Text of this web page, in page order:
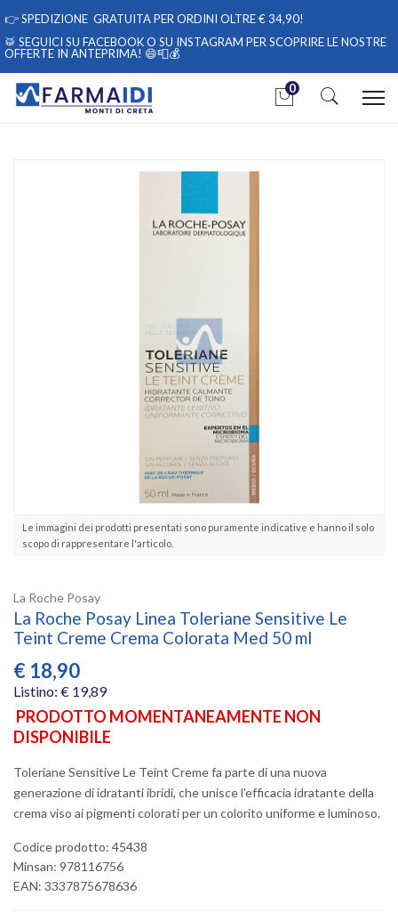
👉SPEDIZIONE GRATUITA PER ORDINI OLTRE € 34,90!
🥁 SEGUICI SU FACEBOOKO SU INSTAGRAM PER SCOPRIRE LE NOSTRE
OFFERTE IN ANTEPRIMA! 😄📮💰
0
Colorata Med 50 ml
Le immagini dei prodotti presentati sono puramente indicative e hanno il solo
scopo di rappresentare l'articolo.
La Roche Posay
La Roche Posay Linea Toleriane Sensitive Le
Teint Creme Crema Colorata Med 50 ml
€ 18,90
Listino: € 19,89
PRODOTTO MOMENTANEAMENTE NON
DISPONIBILE
Toleriane Sensitive Le Teint Creme fa parte di una nuova
generazione di idratanti ibridi, che unisce l'efficacia idratante della
crema viso ai pigmenti colorati per un colorito uniforme e luminoso.
Codice prodotto: 45438
Minsan: 978116756
EAN: 3337875678636